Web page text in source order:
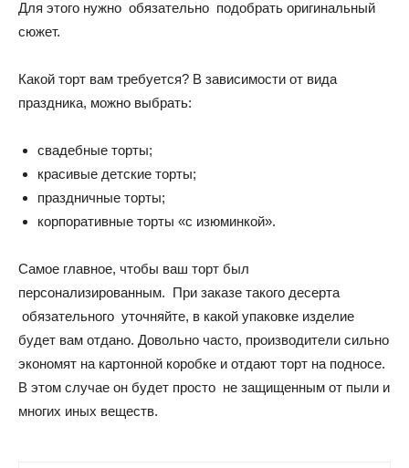
Для этого нужно обязательно подобрать оригинальный
сюжет.
Какой торт вам требуется? В зависимости от вида
праздника, можно выбрать:
свадебные торты;
красивые детские торты;
праздничные торты;
корпоративные торты «с изюминкой».
Самое главное, чтобы ваш торт был
персонализированным. При заказе такого десерта
обязательного уточняйте, в какой упаковке изделие
будет вам отдано. Довольно часто, производители сильно
экономят на картонной коробке и отдают торт на подносе.
В этом случае он будет просто не защищенным от пыли и
многих иных веществ.